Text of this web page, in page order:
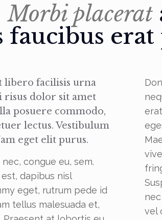
Morbi placerat
faucibus erat
libero facilisis urna
dolor sit amet
posuere commodo,
lectus. Vestibulum
eget elit purus.
congue eu, sem.
dapibus nisl
eget, rutrum pede id
tellus malesuada et,
vel